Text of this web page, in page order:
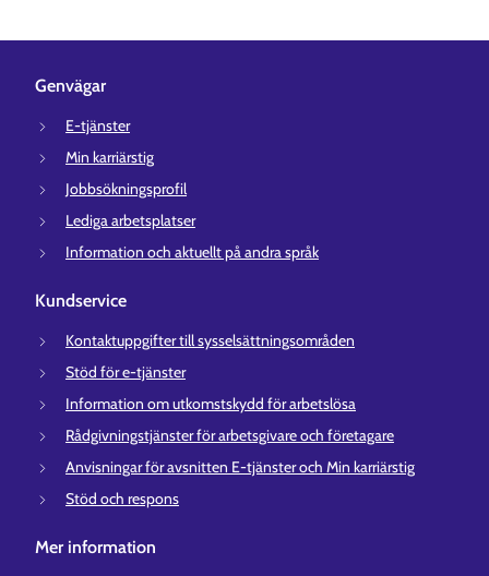
Genvägar
E-tjänster
Min karriärstig
Jobbsökningsprofil
Lediga arbetsplatser
Information och aktuellt på andra språk
Kundservice
Kontaktuppgifter till sysselsättningsområden
Stöd för e-tjänster
Information om utkomstskydd för arbetslösa
Rådgivningstjänster för arbetsgivare och företagare
Anvisningar för avsnitten E-tjänster och Min karriärstig
Stöd och respons
Mer information